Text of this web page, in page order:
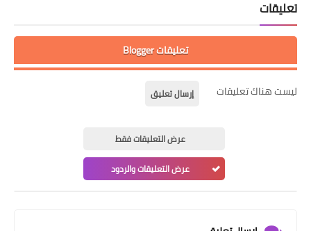
تعليقات
تعليقات Blogger
ليست هناك تعليقات إرسال تعليق
عرض التعليقات فقط
عرض التعليقات والردود